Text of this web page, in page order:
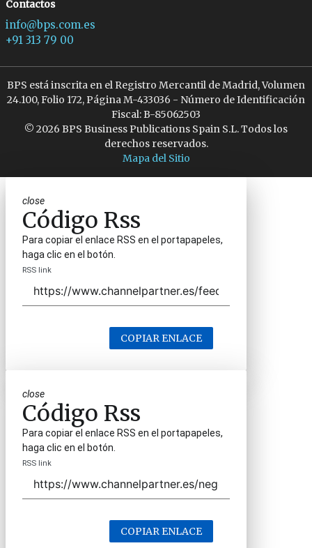
Contactos
info@bps.com.es
+91 313 79 00
BPS está inscrita en el Registro Mercantil de Madrid, Volumen
24.100, Folio 172, Página M-433036 - Número de Identificación
Fiscal: B-85062503
© 2026 BPS Business Publications Spain S.L. Todos los
derechos reservados.
Mapa del Sitio
close
Código Rss
Para copiar el enlace RSS en el portapapeles,
haga clic en el botón.
RSS link
COPIAR ENLACE
close
Código Rss
Para copiar el enlace RSS en el portapapeles,
haga clic en el botón.
RSS link
COPIAR ENLACE